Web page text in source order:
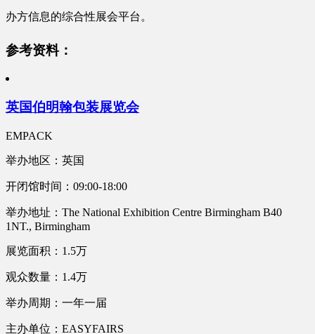
办方信息的综合性展会平台。
参考资料：
英国伯明翰包装展览会
EMPACK
举办地区：英国
开闭馆时间：09:00-18:00
举办地址：The National Exhibition Centre Birmingham B40
1NT., Birmingham
展览面积：1.5万
观众数量：1.4万
举办周期：一年一届
主办单位：EASYFAIRS